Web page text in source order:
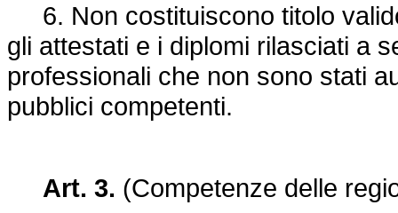
6. Non costituiscono titolo
gli attestati e i diplomi rilasciati a
professionali che non sono stati
pubblici competenti.
Art. 3. (Competenze delle